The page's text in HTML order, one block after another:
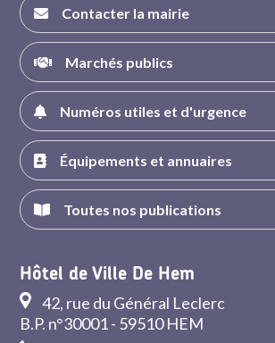
Contacter la mairie
Marchés publics
Numéros utiles et d'urgence
Équipements et annuaires
Toutes nos publications
Hôtel de Ville De Hem
42, rue du Général Leclerc
B.P. n°30001 - 59510 HEM